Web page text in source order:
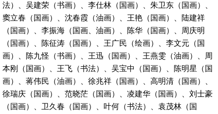
法）、吴建荣（书画）、李仕林（国画）、朱卫东（国画）、
窦立春（国画）、沈春霞（油画）、王艳（国画）、陆建祥
（国画）、李振海（国画、油画）、陈华（国画）、周庆明
（国画）、陈征涛（国画）、王广民（绘画）、李文元（国
画）、陈九怪（书画）、王迅（国画）、王燕雯（油画）、周
本刚（国画）、王飞（书法）、吴宝中（国画）、陈明星（国
画）、蒋伟民（油画）、徐兆祥（国画）、高明清（国画）、
徐瑞庆（国画）、范晓茫（国画）、凌建华（国画）、刘士豪
（国画）、卫久春（国画）、叶何（书法）、袁茂林（国